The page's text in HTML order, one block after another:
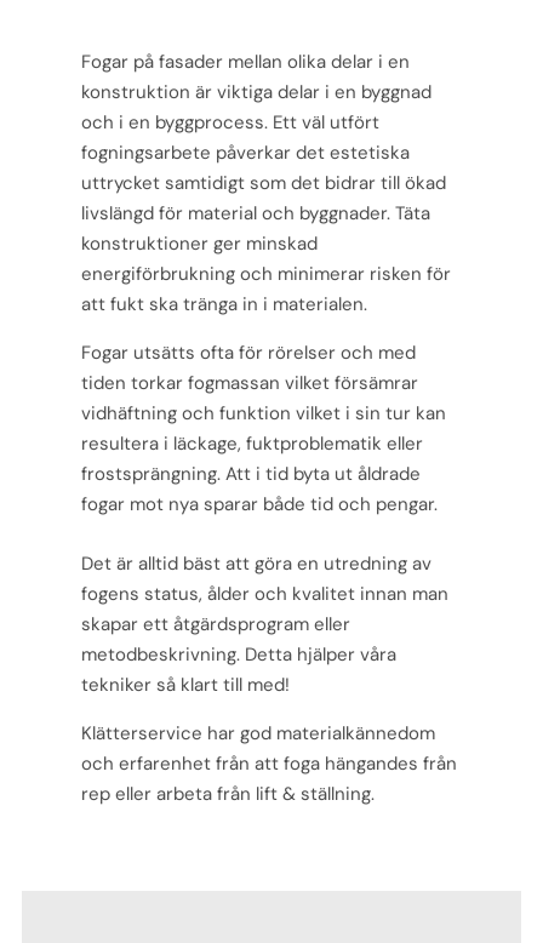
Fogar på fasader mellan olika delar i en
konstruktion är viktiga delar i en byggnad
och i en byggprocess. Ett väl utfört
fogningsarbete påverkar det estetiska
uttrycket samtidigt som det bidrar till ökad
livslängd för material och byggnader. Täta
konstruktioner ger minskad
energiförbrukning och minimerar risken för
attfukt ska tränga in i materialen.
Fogar utsätts ofta för rörelser och med
tiden torkar fogmassan vilket försämrar
vidhäftning och funktionvilket i sin tur kan
resultera i läckage, fuktproblematik eller
frostsprängning.Att i tid byta ut åldrade
fogar mot nya sparar både tid och pengar.
Det är alltid bäst att göra en utredningav
fogens status, ålder och kvalitet innan man
skapar ett åtgärdsprogram eller
metodbeskrivning. Detta hjälper våra
tekniker så klart till med!
Klätterservice har god materialkännedom
och erfarenhet från att foga hängandes från
rep eller arbeta från lift & ställning.